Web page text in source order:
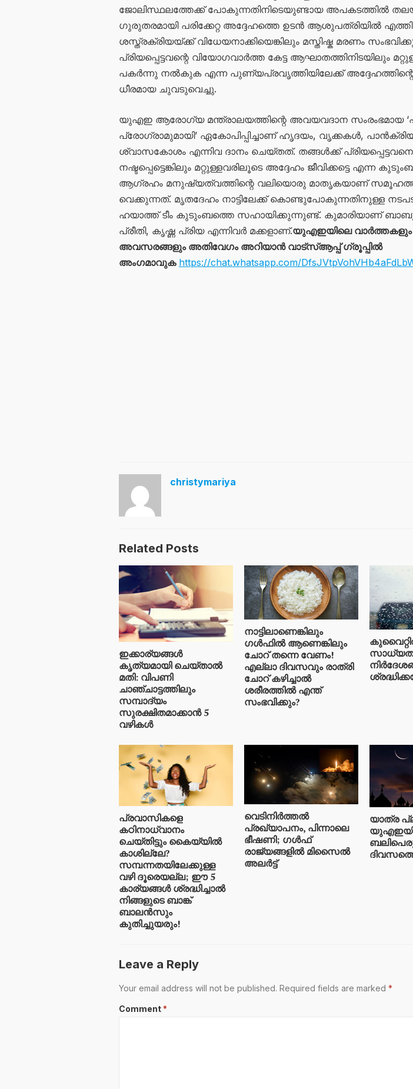
ജോലിസ്ഥലത്തേക്ക് പോകുന്നതിനിടെയുണ്ടായ അപകടത്തിൽ
ഗുരുതരമായി പരിക്കേറ്റ അദ്ദേഹത്തെ ഉടൻ ആശുപത്രിയിൽ
ശസ്ത്രക്രിയയ്ക്ക് വിധേയനാക്കിയെങ്കിലും മസ്തിഷ്ക മരണം
പ്രിയപ്പെട്ടവന്റെ വിയോഗവാർത്ത കേട്ട ആഘാതത്തിനിടയിലും
പകർന്നു നൽകുക എന്ന പുണ്യപ്രവൃത്തിയിലേക്ക്
ധീരമായ ചുവടുവെച്ചു.
യുഎഇ ആരോഗ്യ മന്ത്രാലയത്തിന്റെ അവയവദാന സംരംഭമായ
പ്രോഗ്രാമുമായി’ ഏകോപിപ്പിച്ചാണ് ഹൃദയം, വൃക്കകൾ,
ശ്വാസകോശം എന്നിവ ദാനം ചെയ്തത്. തങ്ങൾക്ക് പ്രിയപ്പെട്ടവനെ
നഷ്ടപ്പെട്ടെങ്കിലും മറ്റുള്ളവരിലൂടെ അദ്ദേഹം ജീവിക്കട്ടെ എന്ന
ആഗ്രഹം മനുഷ്യത്വത്തിന്റെ വലിയൊരു മാതൃകയാണ്
വെക്കുന്നത്. മൃതദേഹം നാട്ടിലേക്ക് കൊണ്ടുപോകുന്നതിനുള്ള
ഹയാത്ത് ടീം കുടുംബത്തെ സഹായിക്കുന്നുണ്ട്. കുമാരിയാണ്
പ്രീതി, കൃഷ്ണ പ്രിയ എന്നിവർ മക്കളാണ്.യുഎഇയിലെ
അവസരങ്ങളും അതിവേഗം അറിയാൻ വാട്സ്ആപ്പ് ഗ്രൂപ്പിൽ
അംഗമാവുക https://chat.whatsapp.com/
christymariya
Related Posts
ഇക്കാര്യങ്ങൾ
കൃത്യമായി ചെയ്താൽ
മതി: വിപണി
ചാഞ്ചാട്ടത്തിലും
സമ്പാദ്യം
സുരക്ഷിതമാക്കാൻ 5
വഴികൾ
നാട്ടിലാണെങ്കിലും ​
ഗൾഫിൽ ആണെങ്കിലും
ചോറ് തന്നെ വേണം!
എല്ലാ ദിവസവും രാത്രി
ചോറ് കഴിച്ചാൽ
ശരീരത്തിൽ എന്ത്
സംഭവിക്കും?
പ്രവാസികളെ
കഠിനാധ്വാനം
ചെയ്തിട്ടും കൈയ്യിൽ
കാശില്ലേ?
സമ്പന്നതയിലേക്കുള്ള
വഴി ദൂരെയല്ല; ഈ 5
കാര്യങ്ങൾ ശ്രദ്ധിച്ചാൽ
നിങ്ങളുടെ ബാങ്ക്
ബാലൻസും
കുതിച്ചുയരും!
വെടിനിർത്തൽ
പ്രഖ്യാപനം, പിന്നാലെ
ഭീഷണി; ഗൾഫ്
രാജ്യങ്ങളിൽ മിസൈൽ
അലർട്ട്
യാത്ര
Leave a Reply
Your email address will not be published. Required fields are marked *
Comment *